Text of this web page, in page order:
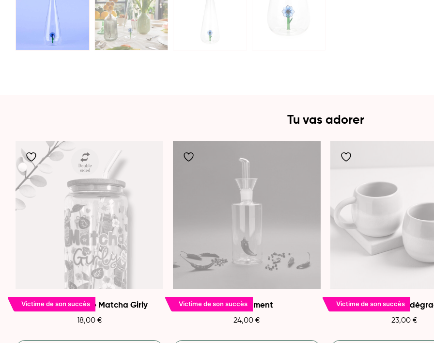
Tu vas adorer
Victime de son succès
Gobelet en verre Matcha Girly
18,00 €
Victime de son succèsHuilier piment
24,00 €
Victime de son succès
2 tasses à expresso
23,00 €